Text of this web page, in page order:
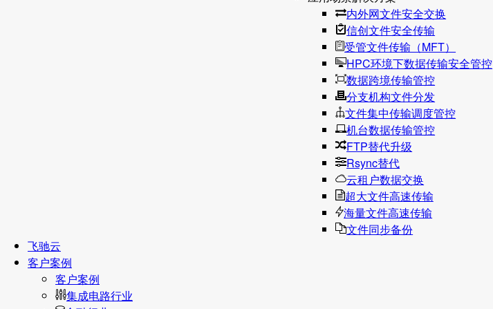
内外网文件安全交换
信创文件安全传输
受管文件传输（MFT）
HPC环境下数据传输安全管控
数据跨境传输管控
分支机构文件分发
文件集中传输调度管控
机台数据传输管控
FTP替代升级
Rsync替代
云租户数据交换
超大文件高速传输
海量文件高速传输
文件同步备份
飞驰云
客户案例
客户案例
集成电路行业